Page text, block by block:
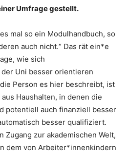
Umfrage gestellt.
mal so ein Modulhandbuch, so
auch nicht.“ Das rät ein*e
wie sich
Uni besser orientieren
Person es hier beschreibt, ist
Haushalten, in denen die
potentiell auch finanziell besser
besser qualifiziert.
Zugang zur akademischen Welt,
dem von Arbeiter*innenkindern